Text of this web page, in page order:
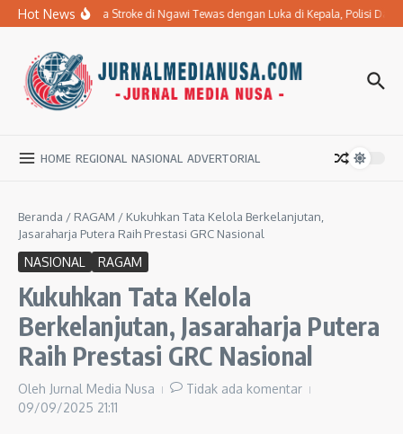
Lewati ke konten
Hot News
Ibu Penderita Stroke di Ngawi Tewas dengan Luka di Kepala, Polisi
HOME REGIONAL NASIONAL ADVERTORIAL
Beranda / RAGAM / Kukuhkan Tata Kelola Berkelanjutan,
Jasaraharja Putera Raih Prestasi GRC Nasional
NASIONAL RAGAM
Kukuhkan Tata Kelola
Berkelanjutan, Jasaraharja Putera
Raih Prestasi GRC Nasional
Oleh Jurnal Media Nusa
Tidak ada komentar
09/09/2025 21:11